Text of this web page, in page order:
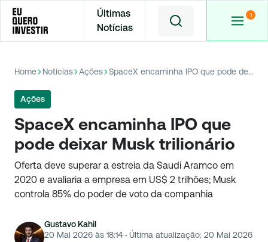
Últimas
Notícias
Home Notícias Ações SpaceX encaminha IPO que pode deixar Musk trilionário
Ações
SpaceX encaminha IPO que
pode deixar Musk trilionário
Oferta deve superar a estreia da Saudi Aramco em
2020 e avaliaria a empresa em US$ 2 trilhões; Musk
controla 85% do poder de voto da companhia
Gustavo Kahil
20 Mai 2026 às 18:14 · Última atualização: 20 Mai 2026